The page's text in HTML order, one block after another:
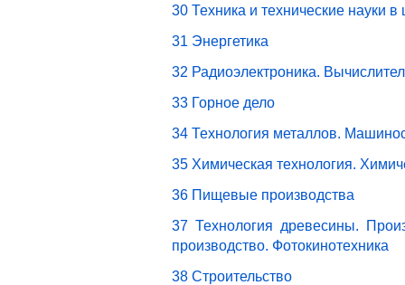
30 Техника и технические науки в
31 Энергетика
32 Радиоэлектроника.
33 Горное дело
34 Технология металлов.
35 Химическая технология.
36 Пищевые производства
37 Технология древесины.
производство. Фотокинотехника
38 Строительство